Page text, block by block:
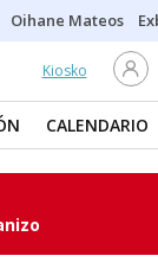
Oihane Mateos
Kiosko
CALENDARIO